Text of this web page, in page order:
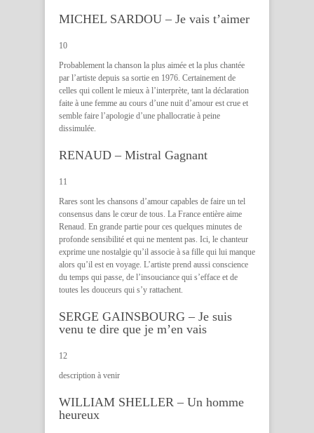
MICHEL SARDOU – Je vais t’aimer
10
Probablement la chanson la plus aimée et la plus chantée
par l’artiste depuis sa sortie en 1976. Certainement de
celles qui collent le mieux à l’interprète, tant la déclaration
faite à une femme au cours d’une nuit d’amour est crue et
semble faire l’apologie d’une phallocratie à peine
dissimulée.
RENAUD – Mistral Gagnant
11
Rares sont les chansons d’amour capables de faire un tel
consensus dans le cœur de tous. La France entière aime
Renaud. En grande partie pour ces quelques minutes de
profonde sensibilité et qui ne mentent pas. Ici, le chanteur
exprime une nostalgie qu’il associe à sa fille qui lui manque
alors qu’il est en voyage. L’artiste prend aussi conscience
du temps qui passe, de l’insouciance qui s’efface et de
toutes les douceurs qui s’y rattachent.
SERGE GAINSBOURG – Je suis
venu te dire que je m’en vais
12
description à venir
WILLIAM SHELLER – Un homme
heureux